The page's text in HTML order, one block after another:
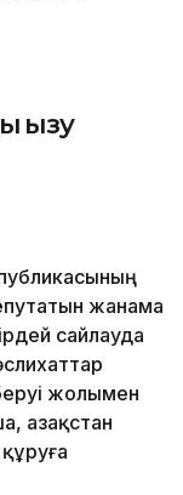
қызу
жанама
сайлауда
жолымен
Қазақстан